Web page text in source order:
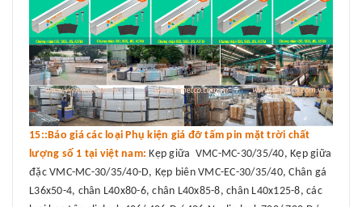
15::Báo giá các loại Phụ kiện giá đỡ tấm pin mặt trời chất
lượng số 1 tại việt nam:Kẹp giữa VMC-MC-30/35/40, Kẹp giữa
đặc VMC-MC-30/35/40-D, Kẹp biên VMC-EC-30/35/40, Chân gá
L36x50-4, chân L40x80-6, chân L40x85-8, chân L40x125-8, các